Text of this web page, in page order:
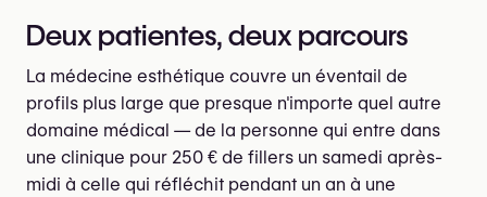
Deux patientes, deux parcours
La médecine esthétique couvre un éventail de
profils plus large que presque n'importe quel autre
domaine médical — de la personne qui entre dans
une clinique pour 250 € de fillers un samedi après-
midi à celle qui réfléchit pendant un an à une